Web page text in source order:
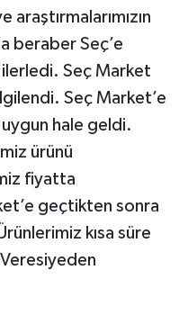
beraber Seç’e
ilerledi. Seç Market
Seç Market’e
hale geldi.
ürünü
fiyatta
geçtikten sonra
kısa süre